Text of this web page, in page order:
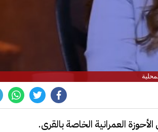
العمرانية الخاصة بالقرى.